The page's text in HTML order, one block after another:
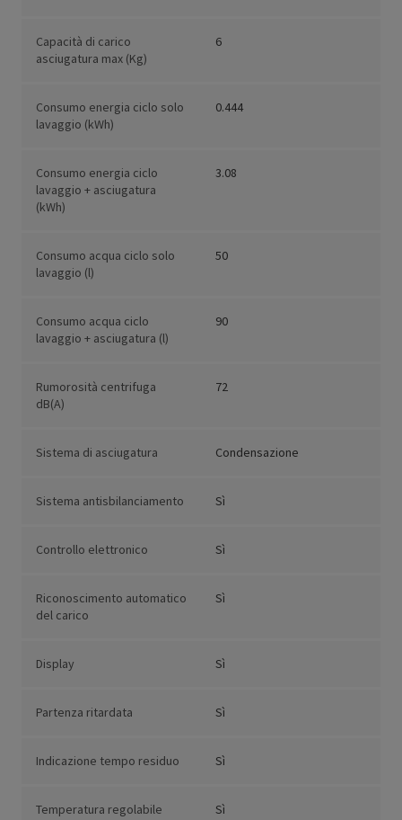
Capacità di carico
asciugatura max (Kg)
6
Consumo energia ciclo solo
lavaggio (kWh)
0.444
Consumo energia ciclo
lavaggio + asciugatura
(kWh)
3.08
Consumo acqua ciclo solo
lavaggio (l)
50
Consumo acqua ciclo
lavaggio + asciugatura (l)
90
Rumorosità centrifuga
dB(A)
72
Sistema di asciugatura Condensazione
Sistema antisbilanciamento Sì
Controllo elettronico Sì
Riconoscimento automatico
del carico
Sì
Display Sì
Partenza ritardata Sì
Indicazione tempo residuo Sì
Temperatura regolabile Sì